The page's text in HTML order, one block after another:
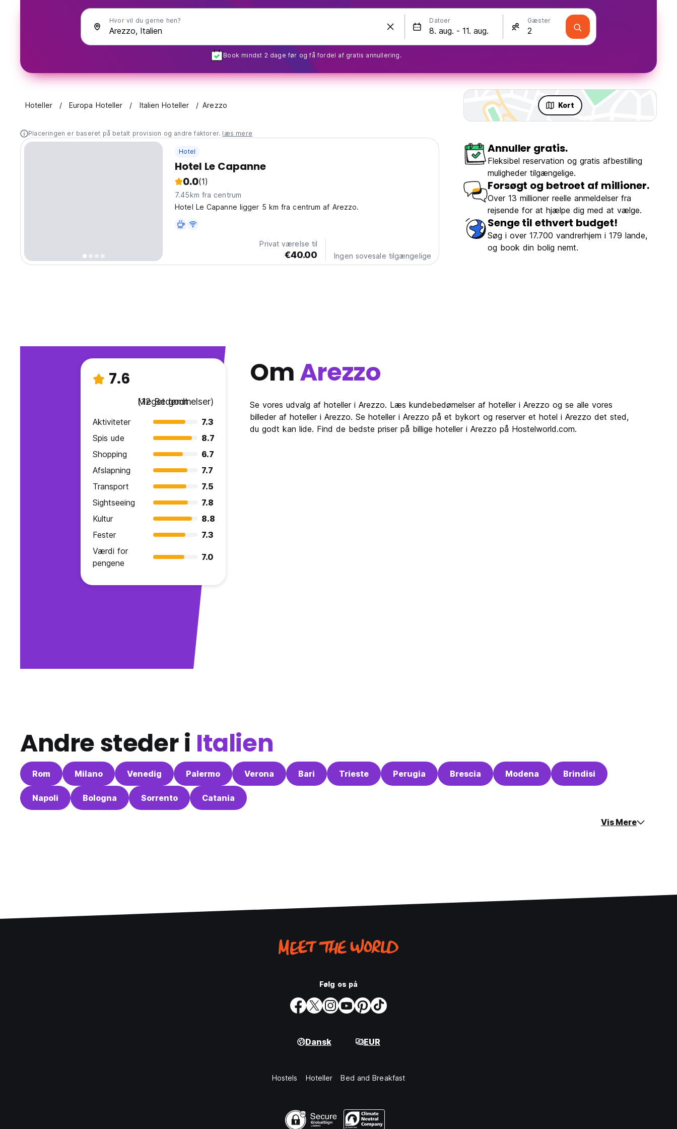
Hvor vil du gerne hen? Datoer Gæster
Book mindst 2 dage før og få fordel af gratis annullering.
Hoteller Europa Hoteller Italien Hoteller Arezzo Kort
Placeringen er baseret på betalt provision og andre faktorer. læs mere
Hotel
Hotel Le Capanne
0.0(1)
7.45km fra centrum
Hotel Le Capanne ligger 5 km fra centrum af Arezzo.
Privat værelse til
€40.00 Ingen sovesale tilgængelige
Annuller gratis.
Fleksibel reservation og gratis afbestilling
muligheder tilgængelige.
Forsøgt og betroet af millioner.
Over 13 millioner reelle anmeldelser fra
rejsende for at hjælpe dig med at vælge.
Senge til ethvert budget!
Søg i over 17.700 vandrerhjem i 179 lande,
og book din bolig nemt.
7.6
Meget godt
(12 Bedømmelser)
Aktiviteter
7.3
Spis ude
8.7
Shopping
6.7
Afslapning
7.7
Transport
7.5
Sightseeing
7.8
Kultur
8.8
Fester
7.3
Værdi for
pengene
7.0
OmArezzo
Se vores udvalg af hoteller i Arezzo. Læs kundebedømelser af hoteller i Arezzo og se alle vores
billeder af hoteller i Arezzo. Se hoteller i Arezzo på et bykort og reserver et hotel i Arezzo det sted,
du godt kan lide. Find de bedste priser på billige hoteller i Arezzo på Hostelworld.com.
Andre steder i Italien
Rom Milano Venedig Palermo Verona Bari Trieste Perugia Brescia Modena Brindisi
Napoli Bologna Sorrento Catania
Vis Mere
Følg os på
Dansk EUR
Hostels Hoteller Bed and Breakfast